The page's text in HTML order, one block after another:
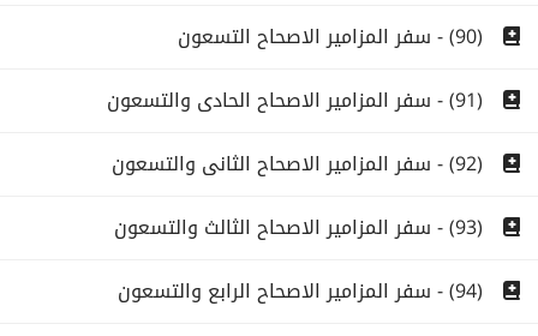
(90) - سفر المزامير الاصحاح التسعون
(91) - سفر المزامير الاصحاح الحادى والتسعون
(92) - سفر المزامير الاصحاح الثانى والتسعون
(93) - سفر المزامير الاصحاح الثالث والتسعون
(94) - سفر المزامير الاصحاح الرابع والتسعون